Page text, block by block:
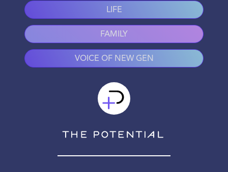
LIFE
FAMILY
VOICE OF NEW GEN